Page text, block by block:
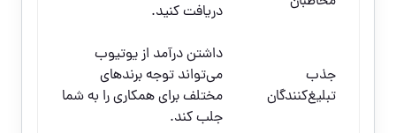
دریافت کنید.
جذب
تبلیغ‌کنندگان
داشتن درآمد از یوتیوب
می‌تواند توجه برندهای
مختلف برای همکاری را به شما
جلب کند.